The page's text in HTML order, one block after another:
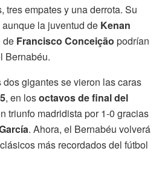
tres empates y una derrota. Su
la juventud de Kenan
de Francisco Conceição podrían
Bernabéu.
gigantes se vieron las caras
, en losoctavos de final del
triunfo madridista por 1-0 gracias
. Ahora, el Bernabéu volverá
más recordados del fútbol